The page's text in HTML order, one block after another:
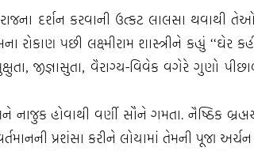
દર્શન કરવાની ઉત્કટ લાલસા થવાથી તેઓ
રોકાણ પછી લક્ષ્મીરામ શાસ્ત્રીને કહ્યું ‘‘ઘેર
જીજ્ઞાસુતા, વૈરાગ્ય-વિવેક વગેરે ગુણો
હોવાથી વર્ણી સૌને ગમતા. નૈષ્ઠિક
પ્રશંસા કરીને લોયામાં તેમની પૂજા